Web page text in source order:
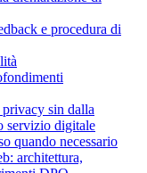
e procedura di
sin dalla
servizio digitale
quando necessario
architettura,